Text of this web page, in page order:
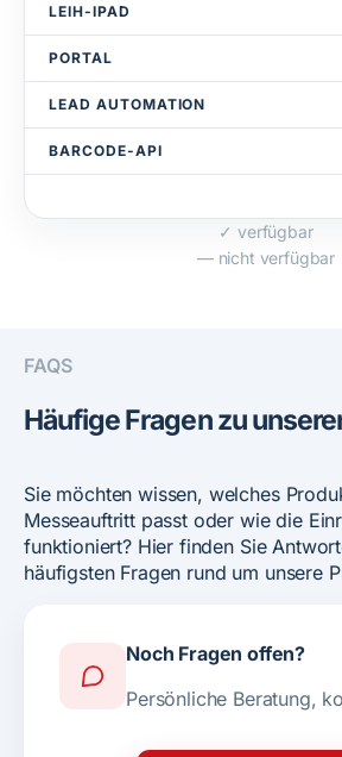
LEIH-IPAD
PORTAL
LEAD AUTOMATION
BARCODE-API
✓ verfügbar
— nicht verfügbar
FAQS
Häufige Fragen zu
Sie möchten wissen, welches
Messeauftritt passt oder wie die
funktioniert? Hier finden Sie
häufigsten Fragen rund um unsere
Noch Fragen offen?
Persönliche Beratung,